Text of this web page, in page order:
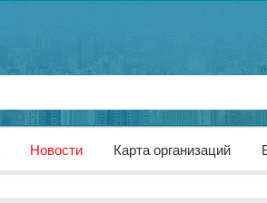
Новости Карта организаций